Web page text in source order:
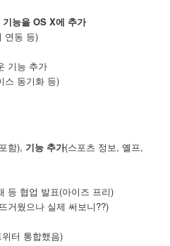
능을 OS X에 추가
연동 등)
기능 추가
스 동기화 등)
함), 기능 추가(스포츠 정보, 옐프,
등 협업 발표(아이즈 프리)
거웠으나 실제 써보니??)
터 통합했음)